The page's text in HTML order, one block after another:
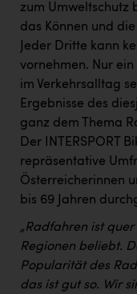
zum Umweltschutz
das Können und
Jeder Dritte kann
vornehmen. Nur
im Verkehrsalltag
Ergebnisse des
ganz dem Thema
Der INTERSPORT
repräsentative
Österreicherinnen
bis 69 Jahren
„Radfahren ist
Regionen beliebt.
Popularität des
das ist gut so. Wir